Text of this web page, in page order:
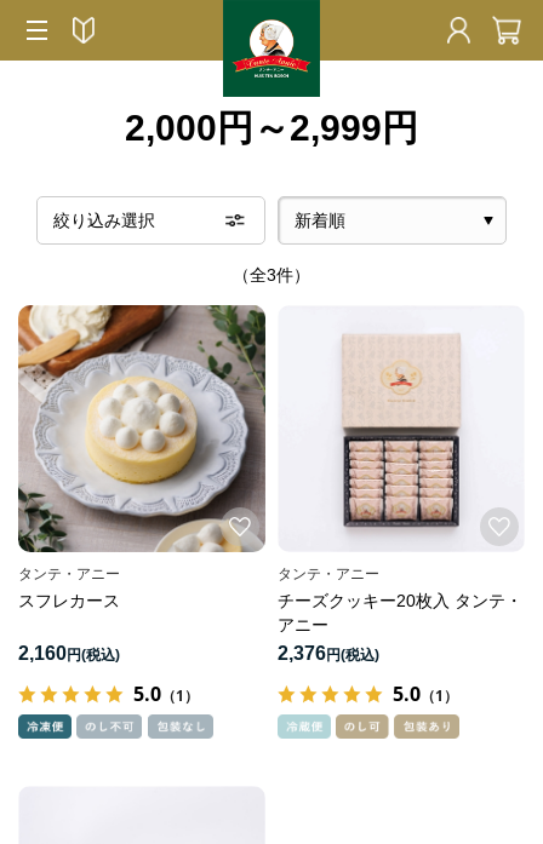
2,000円～2,999円
絞り込み選択
（全3件）
タンテ・アニー
スフレカース
2,160円
5.0 （1）
タンテ・アニー
チーズクッキー20枚入 タンテ・
アニー
2,376円
5.0 （1）